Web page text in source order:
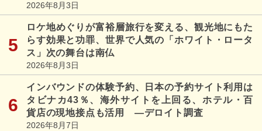
2026年8月3日
ロケ地めぐりが富裕層旅行を変える、観光地にもた
らす効果と功罪、世界で人気の「ホワイト・ロータ
ス」次の舞台は南仏
2026年8月3日
インバウンドの体験予約、日本の予約サイト利用は
タビナカ43％、海外サイトを上回る、ホテル・百
貨店の現地接点も活用 ―デロイト調査
2026年8月7日